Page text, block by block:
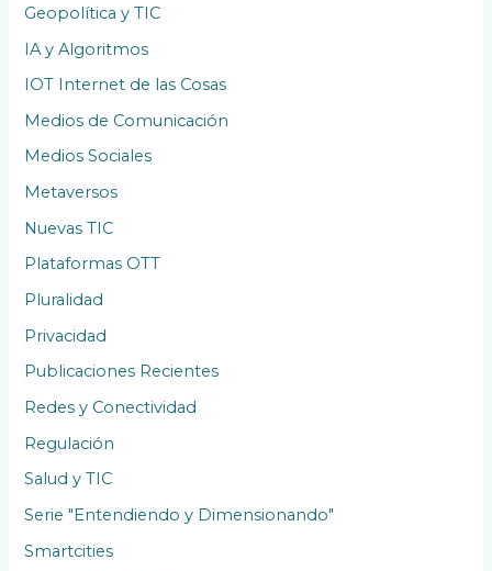
Geopolítica y TIC
IA y Algoritmos
IOT Internet de las Cosas
Medios de Comunicación
Medios Sociales
Metaversos
Nuevas TIC
Plataformas OTT
Pluralidad
Privacidad
Publicaciones Recientes
Redes y Conectividad
Regulación
Salud y TIC
Serie "Entendiendo y Dimensionando"
Smartcities